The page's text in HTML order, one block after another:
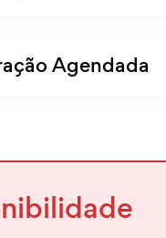
Agendada